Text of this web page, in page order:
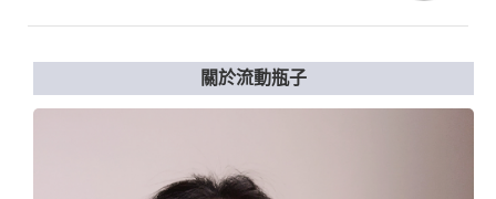
關於流動瓶子